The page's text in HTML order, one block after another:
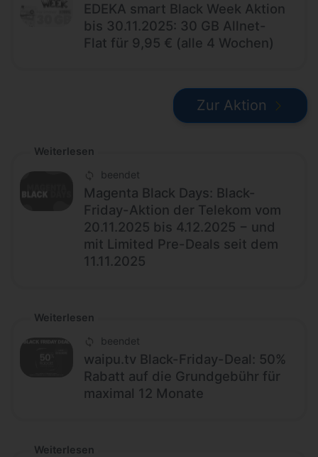
EDEKA smart Black Week Aktion
bis 30.11.2025: 30 GB Allnet-
Flat für 9,95 € (alle 4 Wochen)
Zur Aktion
Weiterlesen
beendet
Magenta Black Days: Black-
Friday-Aktion der Telekom vom
20.11.2025 bis 4.12.2025 − und
mit Limited Pre-Deals seit dem
11.11.2025
Weiterlesen
beendet
waipu.tv Black-Friday-Deal: 50%
Rabatt auf die Grundgebühr für
maximal 12 Monate
Weiterlesen